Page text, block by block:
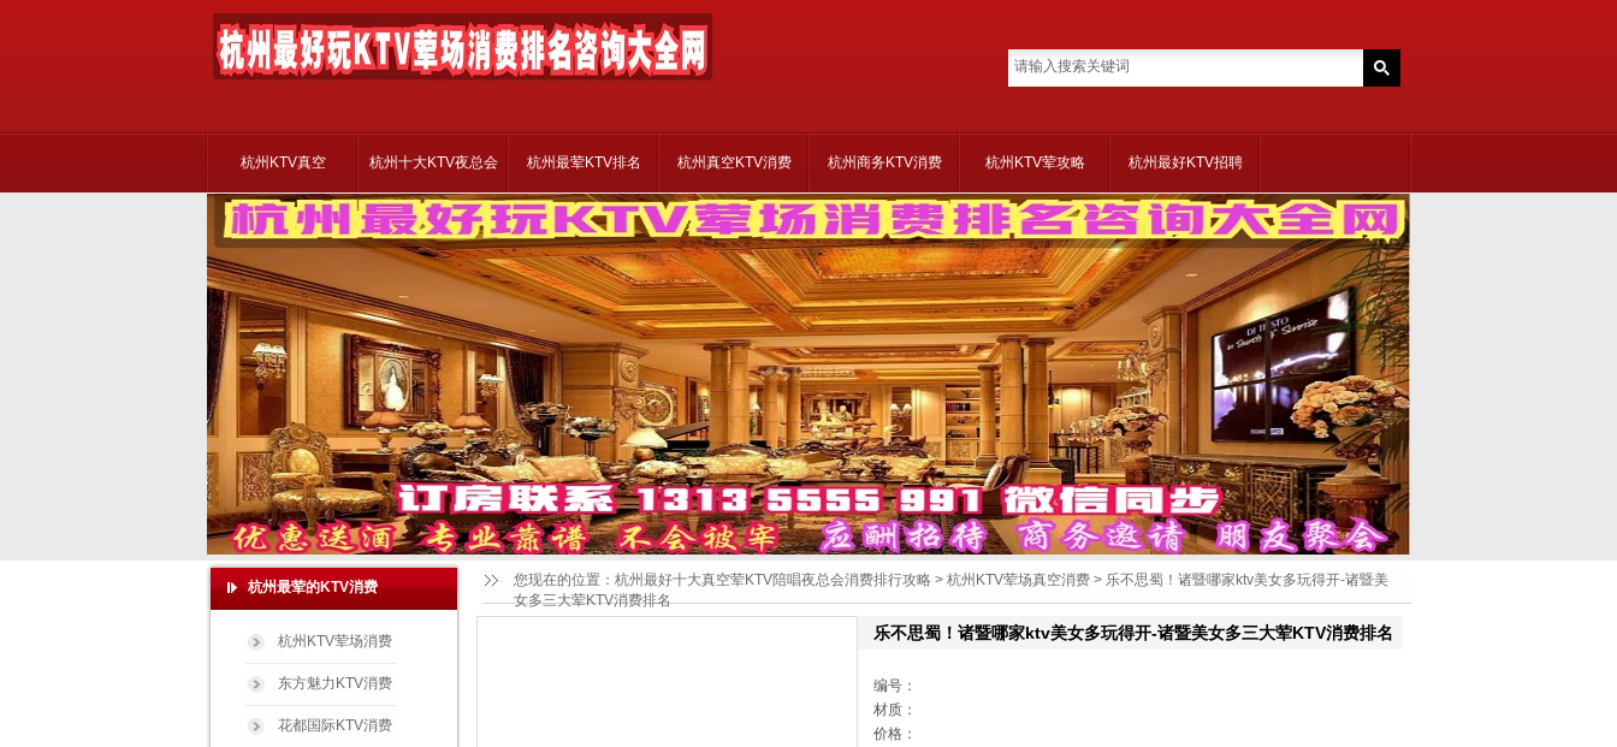
杭州KTV真空 杭州十大KTV夜总会 杭州最荤KTV排名 杭州真空KTV消费 杭州商务KTV消费 杭州KTV荤攻略 杭州最好KTV招聘
杭州最荤的KTV消费
杭州KTV荤场消费
东方魅力KTV消费
花都国际KTV消费
您现在的位置： 杭州最好十大真空荤KTV陪唱夜总会消费排行攻略 > 杭州KTV荤场真空消费 > 乐不思蜀！诸暨哪家ktv美女多玩得开-诸暨美
女多三大荤KTV消费排名
乐不思蜀！诸暨哪家ktv美女多玩得开-诸暨美女多三大荤KTV消费排名
编号：
材质：
价格：